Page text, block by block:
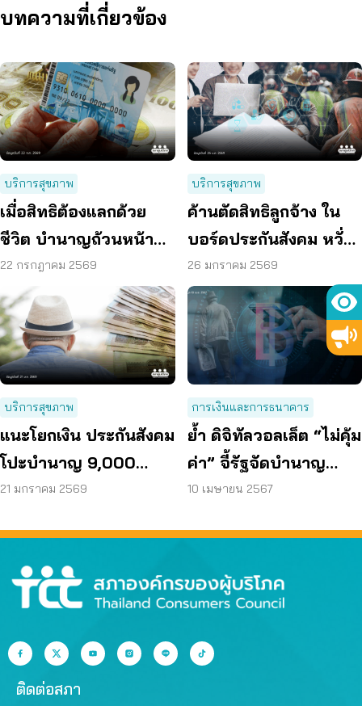
บทความที่เกี่ยวข้อง
บริการสุขภาพ
เมื่อสิทธิต้องแลกด้วย
ชีวิต บำนาญถ้วนหน้า
คือคำตอบของสังคมสูง
วัย
22 กรกฎาคม 2569
บริการสุขภาพ
ค้านตัดสิทธิลูกจ้าง ใน
บอร์ดประกันสังคม หวั่น
กระทบเงินบำนาญ
26 มกราคม 2569
บริการสุขภาพ
แนะโยกเงิน ประกันสังคม
โปะบำนาญ 9,000
บาท/เดือน
21 มกราคม 2569
การเงินและการธนาคาร
ย้ำ ดิจิทัลวอลเล็ต “ไม่คุ้ม
ค่า” จี้รัฐจัดบำนาญ
ประชาชน
10 เมษายน 2567
ติดต่อสภา